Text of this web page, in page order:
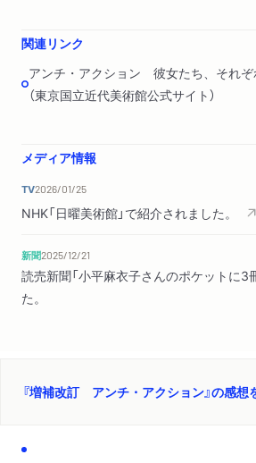
質文化
2 田中の「構成」と戦後の物質文化
3 「円と線の絵画」
第5章 福島秀子の「捺す」絵画と人間のイ
2 顔の思想と戦後抽象絵画
3 捺す絵画と福島の「人」――《ホワイ
補 論 多田美波の「皺」――「ポスト・アク
1 はじめに
2 途中の前置き――「アクション」の行末
て
関連リンク
アンチ・アクション 彼女たち、それぞ
（東京国立近代美術館公式サイト）
メディア情報
TV2026/01/25
NHK「日曜美術館」で紹介されました。
新聞2025/12/21
読売新聞「小平麻衣子さんのポケットに3
た。
『増補改訂 アンチ・アクション』の感想